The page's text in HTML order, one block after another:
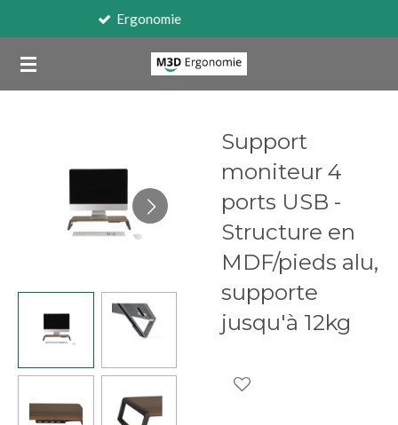
contenu
principal
Support
moniteur 4
ports USB -
Structure en
MDF/pieds alu,
supporte
jusqu'à 12kg